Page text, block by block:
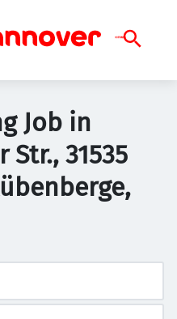
Job in
31535